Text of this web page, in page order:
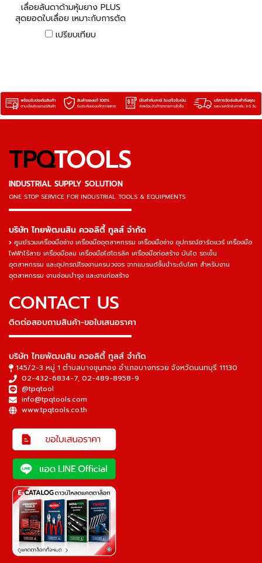
เลื่อยลันดาด้ามหุ้มยาง PLUS
สุดยอดใบเลื่อย เหมาะกับการตัด
วัสดุหลากหลายประเภท ตัดได้
เร็ว
เปรียบเทียบ
TPQTOOLS
INDUSTRIAL SUPPLY SOLUTION
ONE STOP SERVICE FOR INDUSTRIAL TOOLS & EQUIPMENTS
▬▬▬▬▬▬▬▬▬▬▬▬▬▬▬
บริษัท ไทยพัฒนสิน ควอลิตี้ ทูลส์ จำกัด
ศูนย์รวมเครื่องมือช่าง เครื่องมืออุตสาหกรรม เครื่องมือช่าง อุปกรณ์ฮาร์ดแวร์ เครื่องมือ
ไฟฟ้าไร้สาย เครื่องมือลม เครื่องมือไฮโดรลิค เครื่องมือก่อสร้าง บันได รถเข็น
อุตสาหกรรม และอุปกรณ์โรงงานครบวงจร จากแบรนด์ชั้นนำระดับโลก สำหรับงาน
อุตสาหกรรม งานซ่อมบำรุง และงานก่อสร้าง
CONTACT US
ติดต่อสอบถามสินค้า-ขอใบเสนอราคา
▬▬▬▬▬▬▬▬▬▬▬▬▬▬▬
บริษัท ไทยพัฒนสิน ควอลิตี้ ทูลส์ จำกัด
145/2-3 หมู่ 1 ตำบลบางขุนกอง อำเภอบางกรวย จังหวัดนนทบุรี 11130
02-432-6834-7, 02-489-8958-9
@tpqtool
info@tpqtools.com
www.tpqtools.co.th